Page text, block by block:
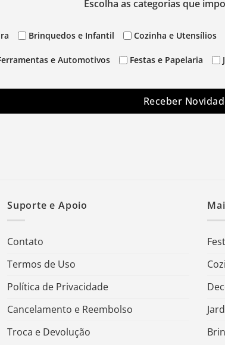
Escolha as categorias que
Brinquedos e Infantil Cozinha e Utensílios
e Automotivos Festas e Papelaria
Receber
Suporte e Apoio
Contato
Termos de Uso
Política de Privacidade
Cancelamento e Reembolso
Troca e Devolução